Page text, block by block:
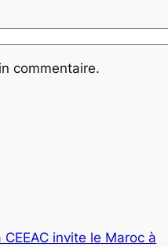
commentaire.
CEEAC invite le Maroc à